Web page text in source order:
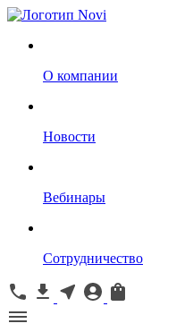
О компании
Новости
Вебинары
Сотрудничество